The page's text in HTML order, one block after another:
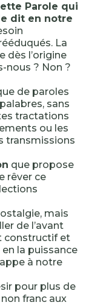
Parole qui
dit en notre
La
dès l’origine
nous ? Non ?
de paroles
sans
tractations
ou les
transmissions
que propose
rêver ce
mais
de l’avant
constructif et
la puissance
à notre
pour plus de
franc aux